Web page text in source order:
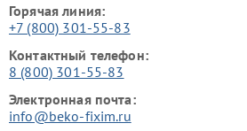
Горячая линия:
+7 (800) 301-55-83
Контактный телефон:
8 (800) 301-55-83
Электронная почта:
info@beko-fixim.ru